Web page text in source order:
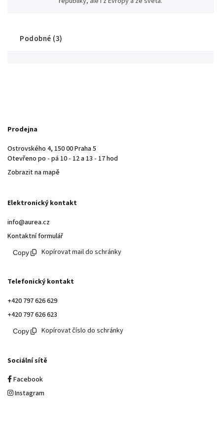
Podobné (3)
Prodejna
Ostrovského 4, 150 00 Praha 5
Otevřeno po - pá 10 - 12 a 13 - 17 hod
Zobrazit na mapě
Elektronický kontakt
info@aurea.cz
Kontaktní formulář
Kopírovat mail do schránky
Telefonický kontakt
+420 797 626 629
+420 797 626 623
Kopírovat číslo do schránky
Sociální sítě
Facebook
Instagram